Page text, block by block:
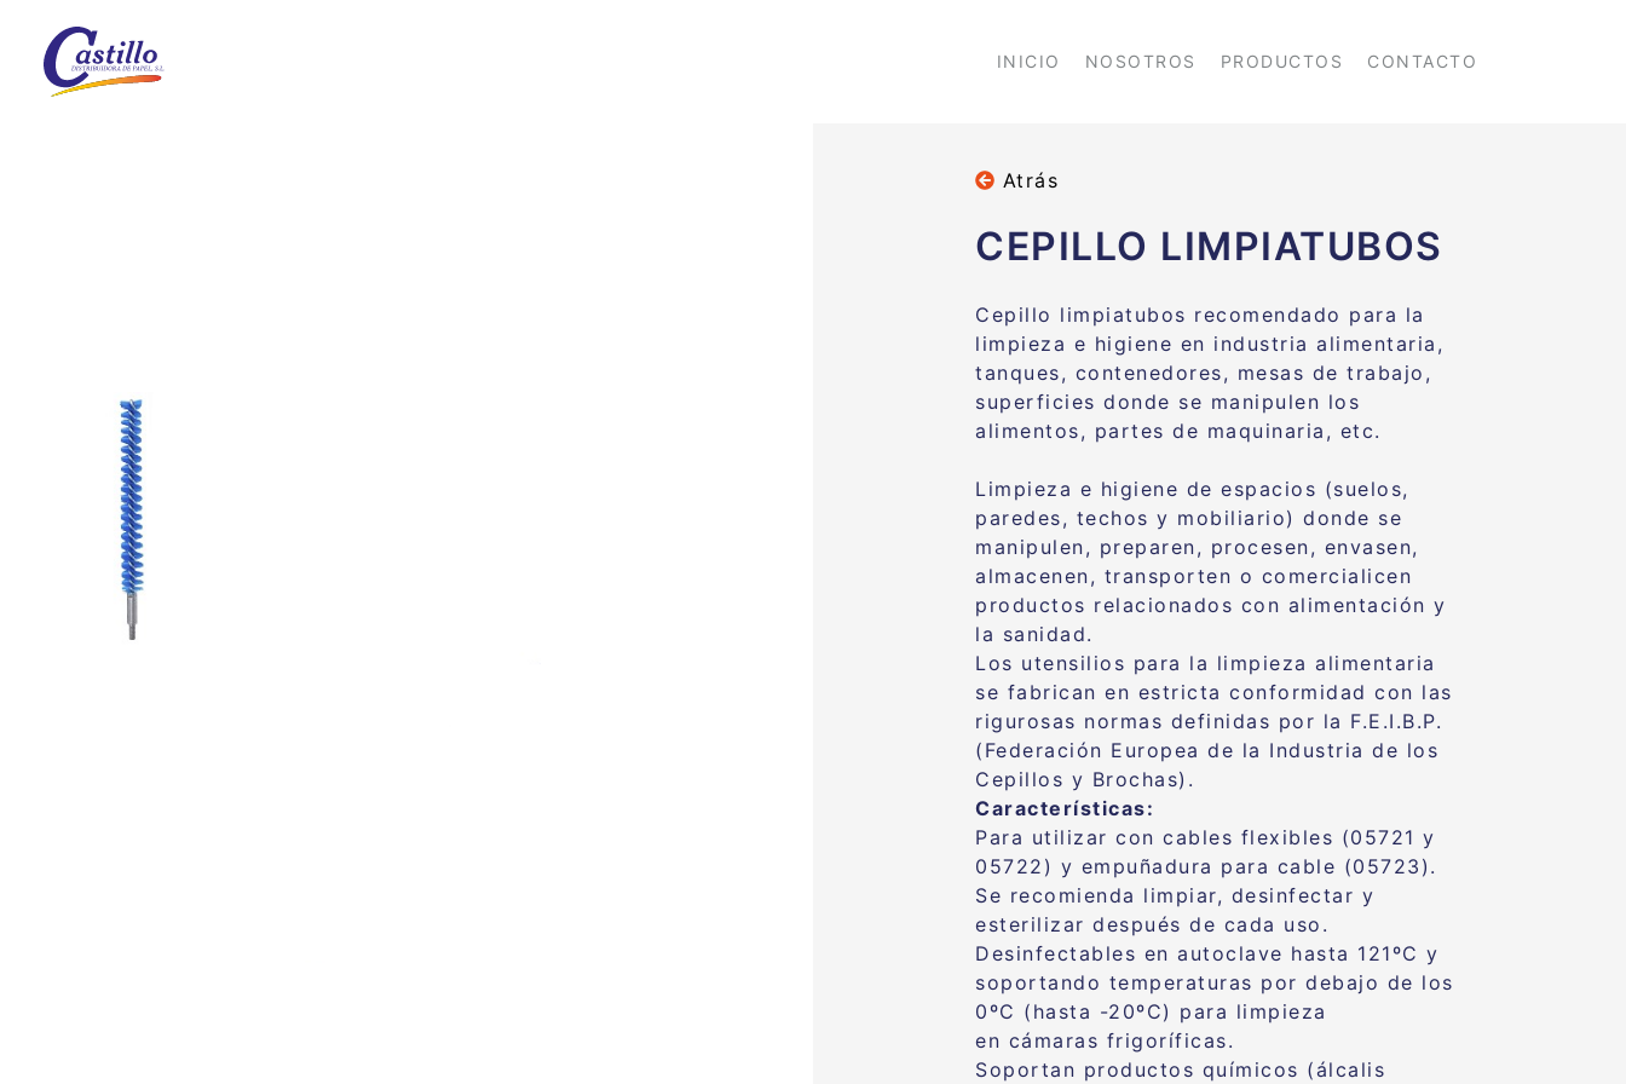
INICIO NOSOTROS PRODUCTOS CONTACTO
Atrás
CEPILLO LIMPIATUBOS
Cepillo limpiatubos recomendado para la
limpieza e higiene en industria alimentaria,
tanques, contenedores, mesas de trabajo,
superficies donde se manipulen los
alimentos, partes de maquinaria, etc.
Limpieza e higiene de espacios (suelos,
paredes, techos y mobiliario) donde se
manipulen, preparen, procesen, envasen,
almacenen, transporten o comercialicen
productos relacionados con alimentación y
la sanidad.
Los utensilios para la limpieza alimentaria
se fabrican en estricta conformidad con las
rigurosas normas definidas por la F.E.I.B.P.
(Federación Europea de la Industria de los
Cepillos y Brochas).
Características:
Para utilizar con cables flexibles (05721 y
05722) y empuñadura para cable (05723).
Se recomienda limpiar, desinfectar y
esterilizar después de cada uso.
Desinfectables en autoclave hasta 121ºC y
soportando temperaturas por debajo de los
0ºC (hasta -20ºC) para limpieza
en cámaras frigoríficas.
Soportan productos químicos (álcalis